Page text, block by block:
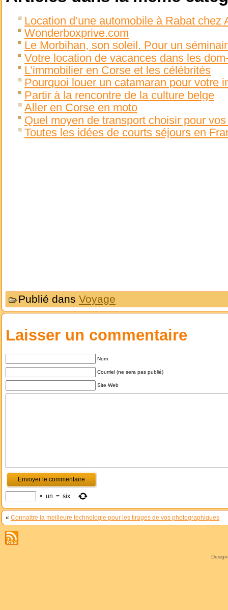
Location d’une automobile à Rabat chez
Wonderboxprive.com
Le Morbihan, son soleil. Pour un
Votre location de vacances dans les
L’immobilier en Corse et les célébrités
Pourquoi louer un catamaran pour votre
Partir à la rencontre de la culture belge
Aller en Corse en moto
Quel moyen de transport choisir pour
Toutes les idées de courts séjours en
Publié dans Voyage
Laisser un commentaire
Nom
Courriel (ne sera pas publié)
Site Web
× un = six
« Connaitre la meilleure technologie pour les tirages de vos photographiques